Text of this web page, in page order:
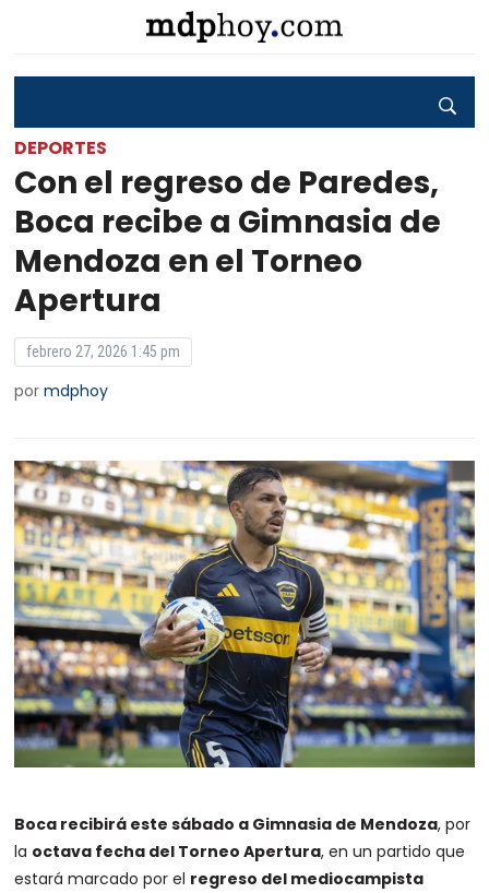
DEPORTES
Con el regreso de Paredes,
Boca recibe a Gimnasia de
Mendoza en el Torneo
Apertura
febrero 27, 2026 1:45 pm
pormdphoy
Boca recibirá este sábado a Gimnasia de Mendoza, por
la octava fecha del Torneo Apertura, en un partido que
estará marcado por el regreso del mediocampista